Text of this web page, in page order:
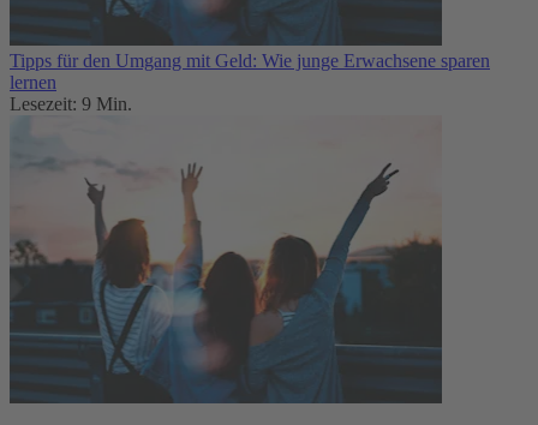
Tipps für den Umgang mit Geld: Wie junge Erwachsene sparen
lernen
Lesezeit: 9 Min.